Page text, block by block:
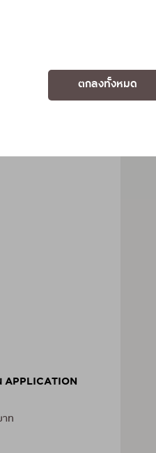
ตกลงทั้งหมด
ท